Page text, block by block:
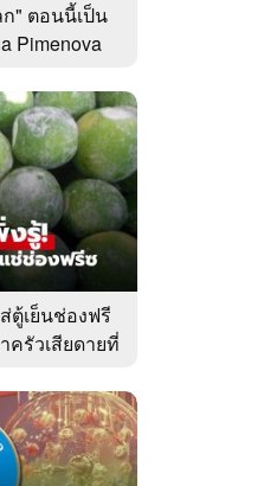
" ตอนนี้เป็น
Pimenova
ตู้เย็นช่องฟรี
ครัวเสียดายที่